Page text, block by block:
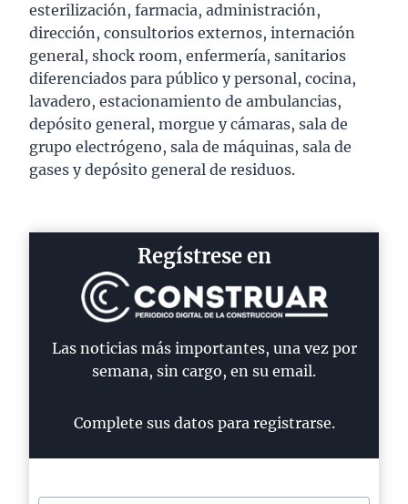
esterilización, farmacia, administración,
dirección, consultorios externos, internación
general, shock room, enfermería, sanitarios
diferenciados para público y personal, cocina,
lavadero, estacionamiento de ambulancias,
depósito general, morgue y cámaras, sala de
grupo electrógeno, sala de máquinas, sala de
gases y depósito general de residuos.
Regístrese en
Las noticias más importantes, una vez por
semana, sin cargo, en su email.
Complete sus datos para registrarse.